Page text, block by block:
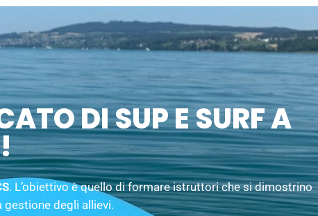
DI SUP E SURF A
. L’obiettivo è quello di formare istruttori che si dimostrino
degli allievi.